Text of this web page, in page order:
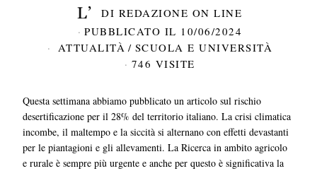
DI REDAZIONE ON LINE
PUBBLICATO IL 10/06/2024
ATTUALITÀ / SCUOLA E UNIVERSITÀ
746 VISITE
Questa settimana abbiamo pubblicato un articolo sul rischio
desertificazione per il 28% del territorio italiano. La crisi climatica
incombe, il maltempo e la siccità si alternano con effetti devastanti
per le piantagioni e gli allevamenti. La Ricerca in ambito agricolo
e rurale è sempre più urgente e anche per questo è significativa la